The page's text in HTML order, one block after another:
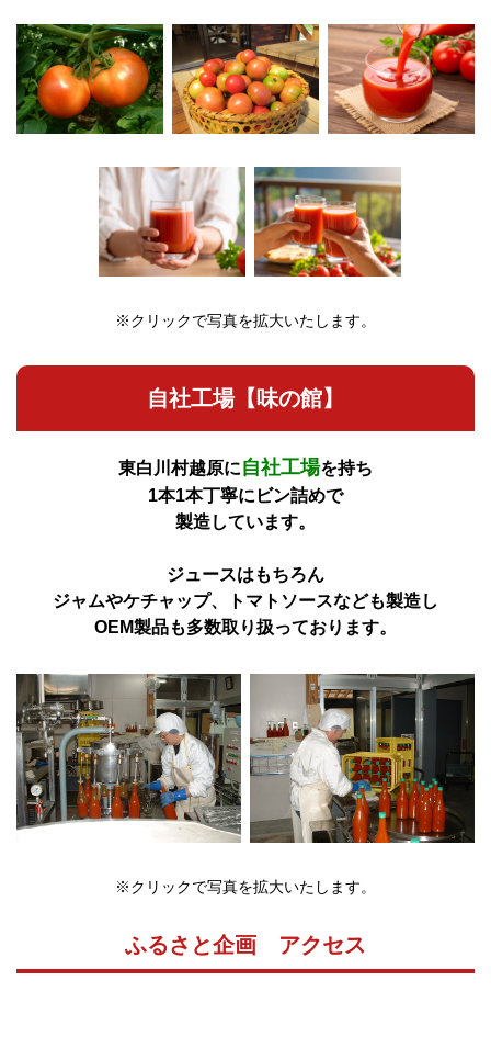
※クリックで写真を拡大いたします。
自社工場【味の館】
東白川村越原に自社工場を持ち
1本1本丁寧にビン詰めで
製造しています。
ジュースはもちろん
ジャムやケチャップ、トマトソースなども製造し
OEM製品も多数取り扱っております。
※クリックで写真を拡大いたします。
ふるさと企画 アクセス